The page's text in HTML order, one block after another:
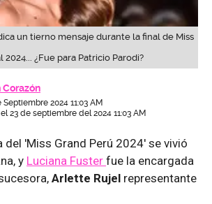
un tierno mensaje durante la final de Miss
¿Fue para Patricio Parodi?
Corazón
Septiembre 2024 11:03 AM
23 de septiembre del 2024 11:03 AM
del 'Miss Grand Perú 2024' se vivió
y Luciana Fuster fue la encargada
Arlette Rujel representante